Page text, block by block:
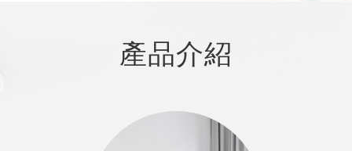
產品介紹